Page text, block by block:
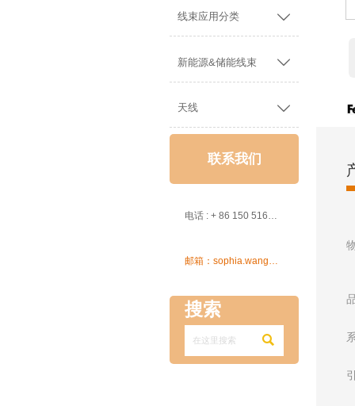
线束应用分类 
新能源&储能线束 
天线 
联系我们
电话 : + 86 150 5162 5639

搜索
